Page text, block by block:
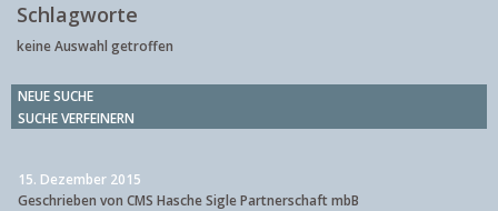
Schlagworte
keine Auswahl getroffen
NEUE SUCHE
SUCHE VERFEINERN
15. Dezember 2015
Geschrieben von CMS Hasche Sigle Partnerschaft mbB